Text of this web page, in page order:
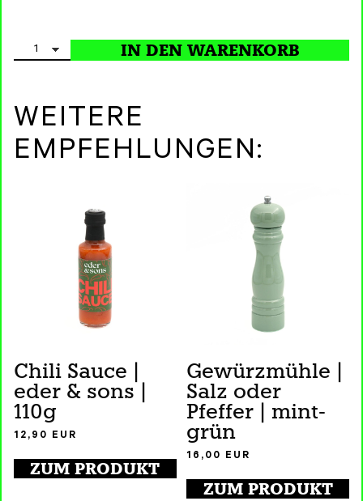
WEITERE
EMPFEHLUNGEN:
Chili Sauce |
eder & sons |
110g
12,90 EUR
ZUM PRODUKT
Gewürzmühle |
Salz oder
Pfeffer | mint-
grün
16,00 EUR
ZUM PRODUKT